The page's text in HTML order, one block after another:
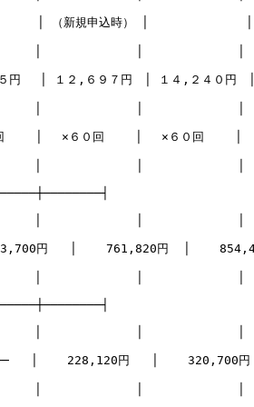
　  　│ （新規申込時） │ 　　　 　　　　
円　 │ １２,６９７円　│ １４,２４０円　│
　　 │　 ×６０回　　 │　 ×６０回　　 │
円   │    761,820円  │
│    228,120円   │    320,700円